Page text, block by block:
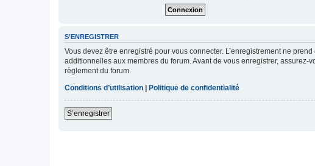
S’ENREGISTRER
Vous devez être enregistré pour vous connecter. L’enregistrement ne
additionnelles aux membres du forum. Avant de vous enregistrer,
règlement du forum.
Conditions d’utilisation | Politique de confidentialité
S’enregistrer